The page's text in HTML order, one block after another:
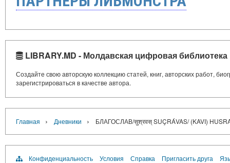
LIBRARY.MD - Молдавская цифровая библиотека
Создайте свою авторскую коллекцию статей, книг, авторских работ,
зарегистрироваться в качестве автора.
Главная › Дневники › БЛАГОСЛАВ/सुश्रवस् SUÇRÁVAS/ (KAVI)
Конфиденциальность Условия Справка Пригласить друга